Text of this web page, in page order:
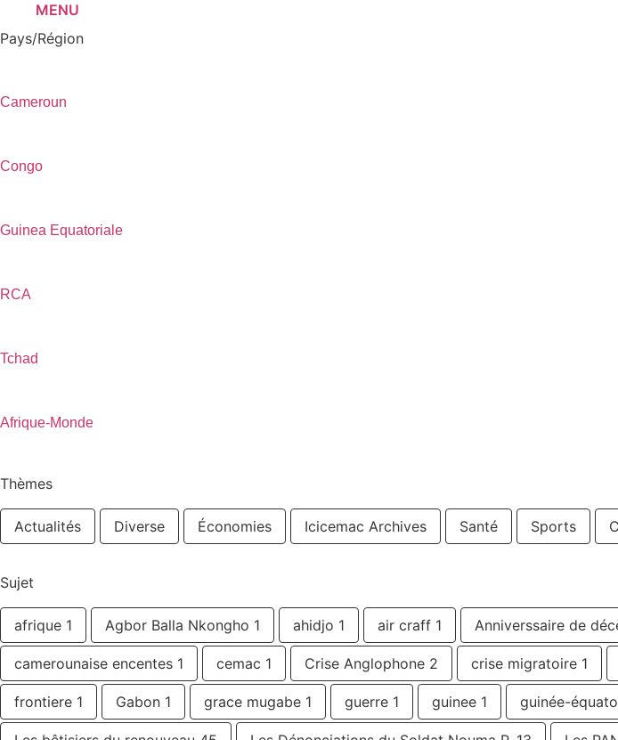
MENU
Pays/Région
Cameroun
Congo
Guinea Equatoriale
RCA
Tchad
Afrique-Monde
Thèmes
Actualités Diverse Économies Icicemac Archives Santé Sports
Sujet
afrique 1 Agbor Balla Nkongho 1 ahidjo 1 air craff 1 Anniverssaire de
camerounaise encentes 1 cemac 1 Crise Anglophone 2 crise migratoire 1
frontiere 1 Gabon 1 grace mugabe 1 guerre 1 guinee 1 guinée-